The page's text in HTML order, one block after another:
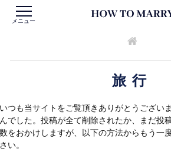
メニュー
旅行
いつも当サイトをご覧頂きありがとうござい
んでした。投稿が全て削除されたか、まだ投
数をおかけしますが、以下の方法からもう一
さい。